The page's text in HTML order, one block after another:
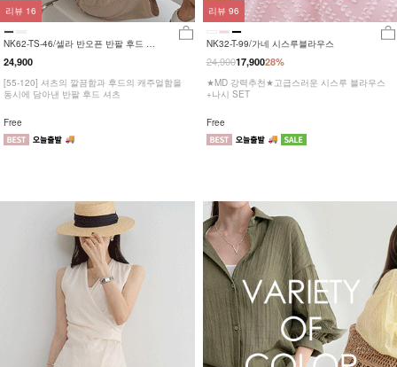
NK62-TS-46/셀라 반오픈 반팔 후드 셔
츠_HR
24,900
[55-120] 셔츠의 깔끔함과 후드의 캐주얼함을
동시에 담아낸 반팔 후드 셔츠
Free
리뷰 16
NK32-T-99/가네 시스루블라우스
28%
24,90017,900
★MD 강력추천★고급스러운 시스루 블라우스
+나시 SET
Free
리뷰 96